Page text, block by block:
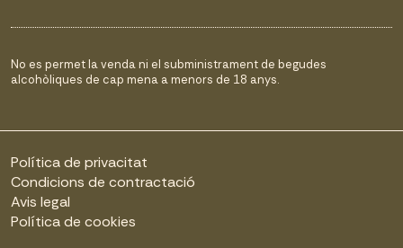
No es permet la venda ni el subministrament de begudes
alcohòliques de cap mena a menors de 18 anys.
Política de privacitat
Condicions de contractació
Avis legal
Política de cookies